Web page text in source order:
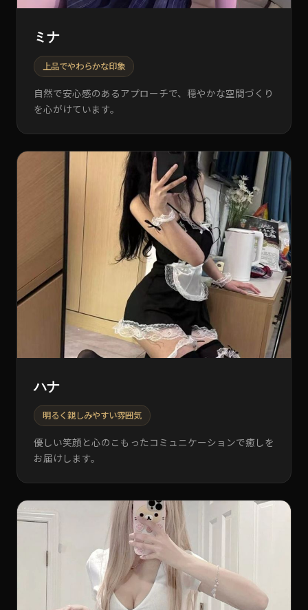
ミナ
上品でやわらかな印象
自然で安心感のあるアプローチで、穏やかな空間づくり
を心がけています。
ハナ
明るく親しみやすい雰囲気
優しい笑顔と心のこもったコミュニケーションで癒しを
お届けします。